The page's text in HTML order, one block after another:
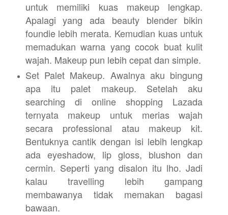
untuk memiliki kuas makeup lengkap.
Apalagi yang ada beauty blender bikin
foundie lebih merata. Kemudian kuas untuk
memadukan warna yang cocok buat kulit
wajah. Makeup pun lebih cepat dan simple.
Set Palet Makeup. Awalnya aku bingung
apa itu palet makeup. Setelah aku
searching di online shopping Lazada
ternyata makeup untuk merias wajah
secara professional atau makeup kit.
Bentuknya cantik dengan isi lebih lengkap
ada eyeshadow, lip gloss, blushon dan
cermin. Seperti yang disalon itu lho. Jadi
kalau travelling lebih gampang
membawanya tidak memakan bagasi
bawaan.